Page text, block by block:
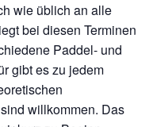
wie üblich an alle
bei diesen Terminen
Paddel- und
gibt es zu jedem
willkommen. Das